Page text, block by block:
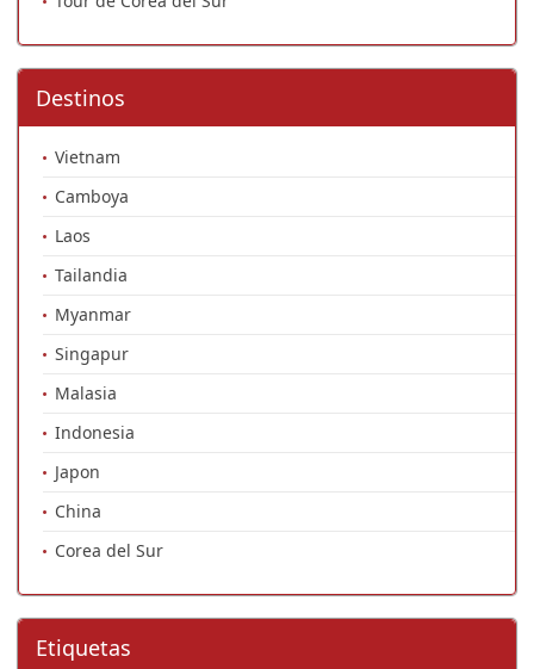
Destinos
Vietnam
Camboya
Laos
Tailandia
Myanmar
Singapur
Malasia
Indonesia
Japon
China
Corea del Sur
Etiquetas